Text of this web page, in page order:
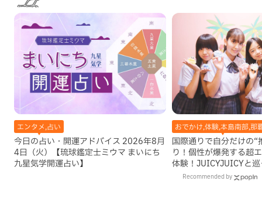
エンタメ,占い
今日の占い・開運アドバイス 2026年8月
4日（火）【琉球鑑定士ミウマ まいにち
九星気学開運占い】
おでかけ,体験,本島南部,那
国際通りで自分だけの“
り！個性が爆発する超
体験！JUICYJUICYと
を探す
Recommended by